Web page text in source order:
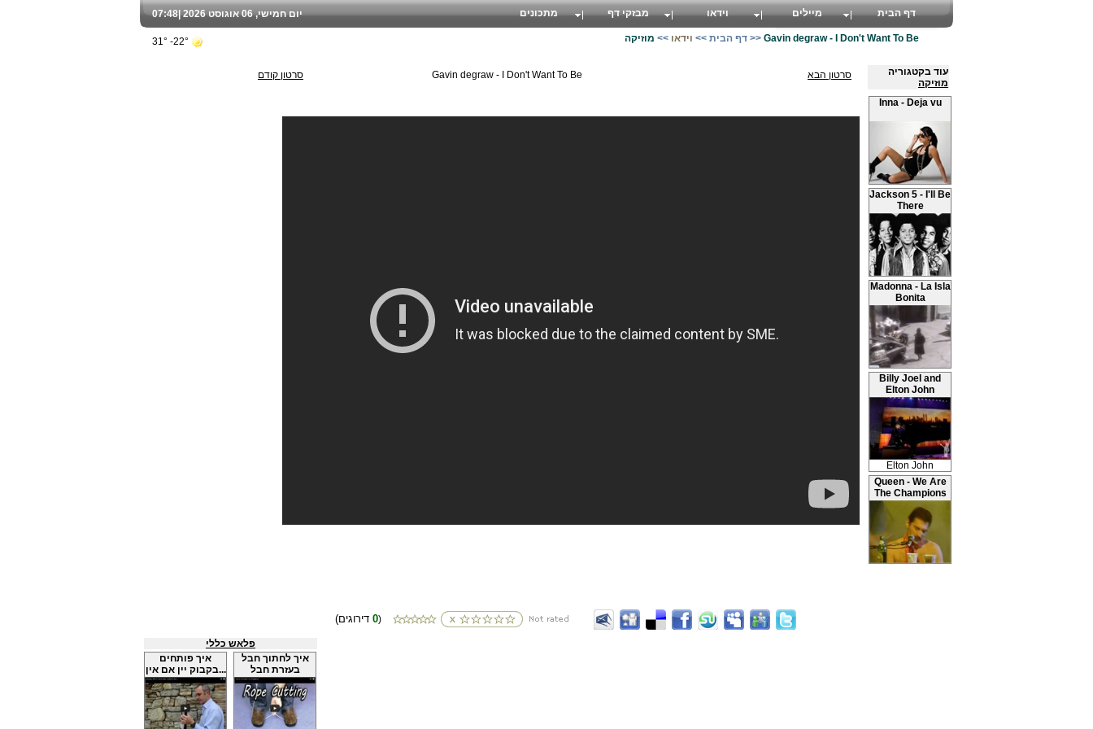
סרטון קודם Gavin degraw - I Don't Want To Be סרטון הבא
0)
עוד בקטגוריה
מוזיקה
Inna - Deja vu
Jackson 5 - I'll Be
There
Madonna - La Isla
Bonita
Billy Joel and
Elton John
Elton John
Queen - We Are
The Champions
פלאש כללי
איך פותחים
בקבוק יין אם אין...
איך לחתוך חבל
בעזרת חבל
07:48 יום חמישי, 06 אוגוסט 2026 | דף הבית מיילים וידאו מבזקי דף מתכונים
22°- 31° דף הבית >> וידאו >> מוזיקה >> Gavin degraw - I Don't Want To Be